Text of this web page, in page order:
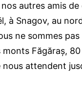
autres amis
à Snagov, au
ne sommes pas
monts Făgăraș,
attendent